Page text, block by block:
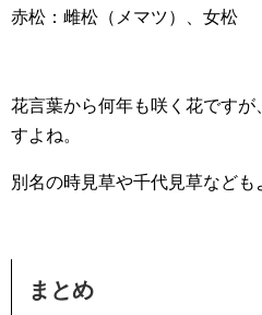
赤松：雌松（メマツ）、女松
花言葉から何年も咲く花ですが
すよね。
別名の時見草や千代見草なども
まとめ